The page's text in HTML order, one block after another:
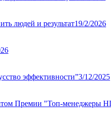
людей и результат19/2/2026
эффективности”3/12/2025
Премии "Топ-менеджеры